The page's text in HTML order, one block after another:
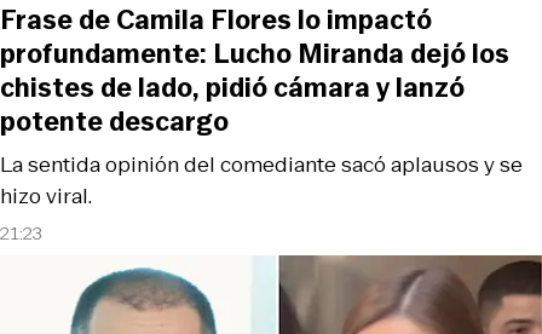
21:23
La sentida opinión del comediante sacó aplausos y se
hizo viral.
Frase de Camila Flores lo impactó
profundamente: Lucho Miranda dejó los
chistes de lado, pidió cámara y lanzó
potente descargo